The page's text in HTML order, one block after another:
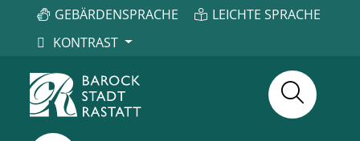
GEBÄRDENSPRACHE
LEICHTE SPRACHE
KONTRAST